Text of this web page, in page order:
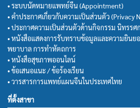
• ระบบนัดหมายแพทย์จีน (Appointment)
• คำประกาศเกี่ยวกับความเป็นส่วนตัว (Privacy
• ประกาศความเป็นส่วนตัวด้านกิจกรรม นิทรรศ
• หนังสือแสดงการรับทราบข้อมูลและความยินย
พยาบาล การทำหัตถการ
• หนังสือสุขภาพออนไลน์
• ข้อเสนอแนะ / ข้อร้องเรียน
• วารสารการแพทย์แผนจีนในประเทศไทย
ที่ตั้งสาขา